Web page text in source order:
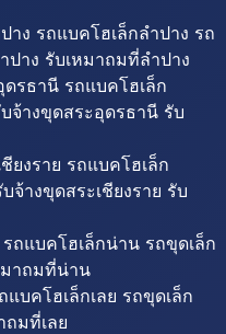
าง รถแบคโฮเล็กลำปาง รถ
ปาง รับเหมาถมที่ลำปาง
รธานี รถแบคโฮเล็ก
จ้างขุดสระอุดรธานี รับ
ยงราย รถแบคโฮเล็ก
จ้างขุดสระเชียงราย รับ
ถแบคโฮเล็กน่าน รถขุดเล็ก
าถมที่น่าน
แบคโฮเล็กเลย รถขุดเล็ก
ถมที่เลย